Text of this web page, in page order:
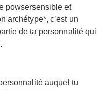
powsersensible et
archétype*, c’est un
de ta personnalité qui
auquel tu